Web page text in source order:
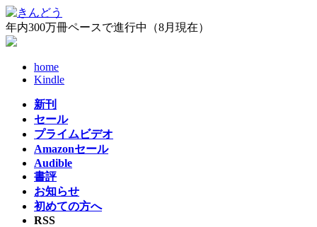
コ
ン
テ
ナ
ビ
ゲ
年内300万冊ペースで進行中（8月現在）
home
Kindle
新刊
セール
プライムビデオ
Amazonセール
Audible
書評
お知らせ
初めての方へ
RSS